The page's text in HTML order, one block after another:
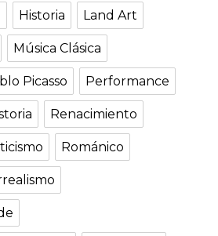
Historia Land Art
Música Clásica
Picasso Performance
Renacimiento
Románico